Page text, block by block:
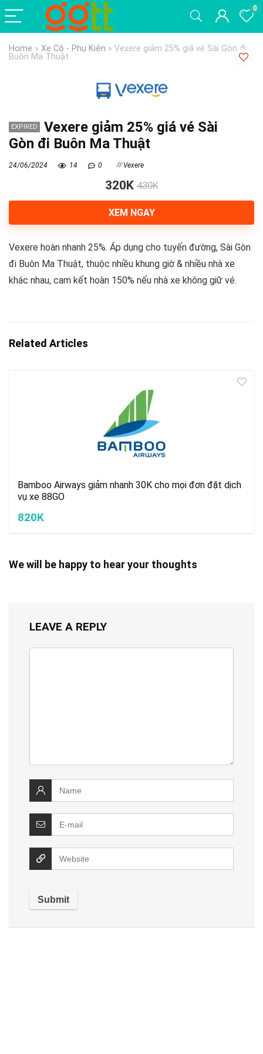
0
Home » Xe Cộ - Phụ Kiện » Vexere giảm 25% giá vé Sài Gòn đi
Buôn Ma Thuật
EXPIRED
Vexere giảm 25% giá vé Sài
Gòn đi Buôn Ma Thuật
24/06/2024 14 0 Vexere
320K 430K
XEM NGAY
Vexere hoàn nhanh 25%. Áp dụng cho tuyến đường, Sài Gòn
đi Buôn Ma Thuật, thuộc nhiều khung giờ & nhiều nhà xe
khác nhau, cam kết hoàn 150% nếu nhà xe không giữ vé.
Related Articles
Bamboo Airways giảm nhanh 30K cho mọi đơn đặt dịch
vụ xe 88GO
820K
We will be happy to hear your thoughts
LEAVE A REPLY